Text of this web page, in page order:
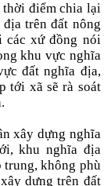
thời điểm chia lại
trên đất nông
các xứ đồng nói
khu vực nghĩa
đất nghĩa địa,
tới xã sẽ rà soát
xây dựng nghĩa
khu nghĩa địa
không phù
dựng trên đất